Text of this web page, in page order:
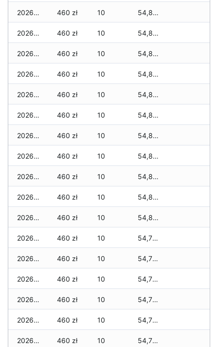
2026-04-01 460 zł 10 54,825 zł
2026-03-31 460 zł 10 54,825 zł
2026-03-30 460 zł 10 54,825 zł
2026-03-29 460 zł 10 54,825 zł
2026-03-28 460 zł 10 54,825 zł
2026-03-27 460 zł 10 54,825 zł
2026-03-26 460 zł 10 54,825 zł
2026-03-25 460 zł 10 54,825 zł
2026-03-24 460 zł 10 54,825 zł
2026-03-23 460 zł 10 54,825 zł
2026-03-22 460 zł 10 54,810 zł
2026-03-21 460 zł 10 54,760 zł
2026-03-20 460 zł 10 54,760 zł
2026-03-19 460 zł 10 54,760 zł
2026-03-18 460 zł 10 54,760 zł
2026-03-17 460 zł 10 54,705 zł
2026-03-16 460 zł 10 54,705 zł